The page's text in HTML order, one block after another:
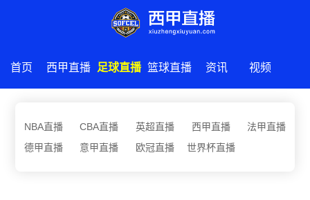
首页 西甲直播 足球直播 篮球直播 资讯 视频
NBA直播 CBA直播 英超直播 西甲直播
法甲直播
德甲直播
意甲直播 欧冠直播 世界杯直播